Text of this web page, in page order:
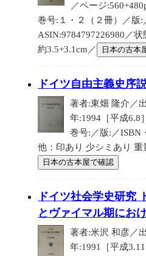
／ページ
巻号:１・２（２冊）／版:
ASIN:9784797226980／
約3.5+3.1cm／
日本の古本
ドイツ自由主義史序
著者:東畑 隆介／
年:1994［平成6.8
巻号:／版:／ISBN
他：印あり 少シミあり 重
日本の古本屋で確認
ドイツ社会学史研究
とヴァイマル期にお
著者:米沢 和彦／
年:1991［平成